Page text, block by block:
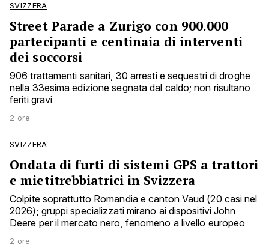
SVIZZERA
Street Parade a Zurigo con 900.000
partecipanti e centinaia di interventi
dei soccorsi
906 trattamenti sanitari, 30 arresti e sequestri di droghe
nella 33esima edizione segnata dal caldo; non risultano
feriti gravi
2 ore
SVIZZERA
Ondata di furti di sistemi GPS a trattori
e mietitrebbiatrici in Svizzera
Colpite soprattutto Romandia e canton Vaud (20 casi nel
2026); gruppi specializzati mirano ai dispositivi John
Deere per il mercato nero, fenomeno a livello europeo
2 ore